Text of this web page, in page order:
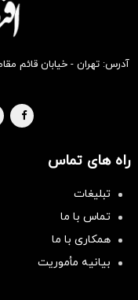
آدرس: تهران - خیابان قائم
راه های تماس
تبلیغات
تماس با ما
همکاری با ما
بیانیه مأموریت